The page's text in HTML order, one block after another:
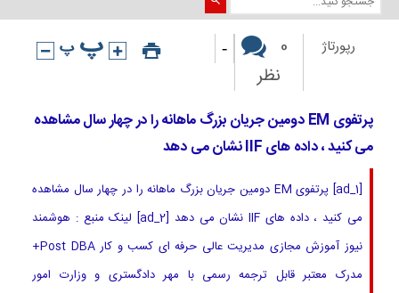
رپورتاژ
0
نظر
-
پرتفوی EM دومین جریان بزرگ ماهانه را در چهار سال مشاهده
می کنید ، داده های IIF نشان می دهد
[ad_1] پرتفوی EM دومین جریان بزرگ ماهانه را در چهار سال مشاهده
می کنید ، داده های IIF نشان می دهد [ad_2] لینک منبع : هوشمند
نیوز آموزش مجازی مدیریت عالی حرفه ای کسب و کار Post DBA+
مدرک معتبر قابل ترجمه رسمی با مهر دادگستری و وزارت امور